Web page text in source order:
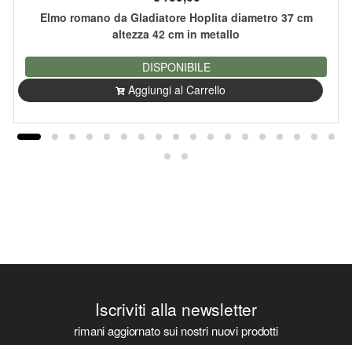
Elmo romano da Gladiatore Hoplita diametro 37 cm
altezza 42 cm in metallo
DISPONIBILE
Aggiungi al Carrello
Iscriviti alla newsletter
rimani aggiornato sui nostri nuovi prodotti